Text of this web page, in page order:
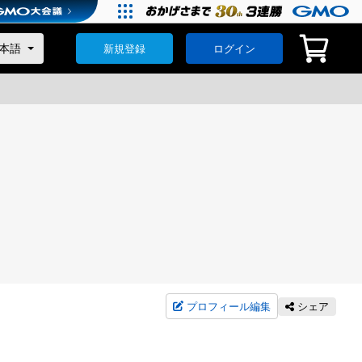
新規登録 ログイン
プロフィール編集 シェア